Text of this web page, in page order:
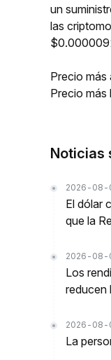
un
las
Precio
Precio
Noticias
2026-08-
El dólar
que la
2026-08-
Los
reducen
2026-08-
La